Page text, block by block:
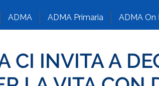
ADMA ADMA Primaria ADMA On
CI INVITA A